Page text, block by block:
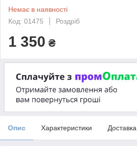
Немає в наявності
Код: 01475
Роздріб
1 350 ₴
Опис Характеристики Доставка